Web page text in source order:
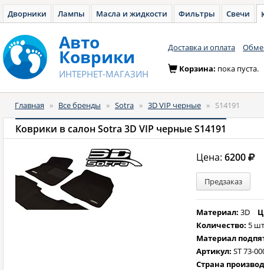
Дворники Лампы Масла и жидкости Фильтры Свечи
Авто
Коврики
ИНТЕРНЕТ-МАГАЗИН
Доставка и оплата
Корзина: пока пуста.
Главная » Все бренды » Sotra » 3D VIP черные » S14191
Коврики в салон Sotra 3D VIP черные S14191
Цена:6200
Предзаказ
Материал:3D
Количество: 5
Материал
Артикул:ST 73-
Страна